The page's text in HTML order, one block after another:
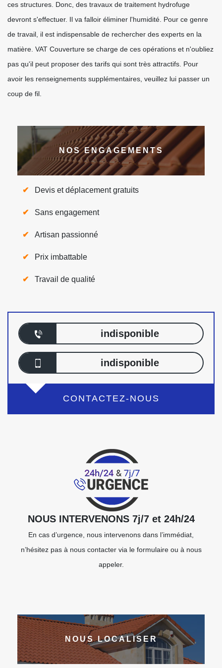
ces structures. Donc, des travaux de traitement hydrofuge
devront s'effectuer. Il va falloir éliminer l'humidité. Pour ce genre
de travail, il est indispensable de rechercher des experts en la
matière. VAT Couverture se charge de ces opérations et n'oubliez
pas qu'il peut proposer des tarifs qui sont très attractifs. Pour
avoir les renseignements supplémentaires, veuillez lui passer un
coup de fil.
NOS ENGAGEMENTS
Devis et déplacement gratuits
Sans engagement
Artisan passionné
Prix imbattable
Travail de qualité
indisponible
indisponible
CONTACTEZ-NOUS
NOUS INTERVENONS 7j/7 et 24h/24
En cas d’urgence, nous intervenons dans l’immédiat,
n’hésitez pas à nous contacter via le formulaire ou à nous
appeler.
NOUS LOCALISER